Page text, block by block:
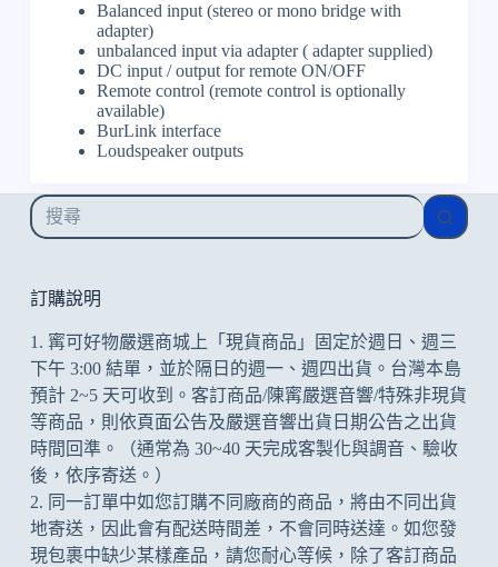
Balanced input (stereo or mono bridge with
adapter)
unbalanced input via adapter ( adapter supplied)
DC input / output for remote ON/OFF
Remote control (remote control is optionally
available)
BurLink interface
Loudspeaker outputs
找
不
符
的
訂購說明
1. 寗可好物嚴選商城上「現貨商品」固定於週日、週三
下午 3:00 結單，並於隔日的週一、週四出貨。台灣本島
預計 2~5 天可收到。客訂商品/陳寗嚴選音響/特殊非現貨
等商品，則依頁面公告及嚴選音響出貨日期公告之出貨
時間回準。（通常為 30~40 天完成客製化與調音、驗收
後，依序寄送。）
2. 同一訂單中如您訂購不同廠商的商品，將由不同出貨
地寄送，因此會有配送時間差，不會同時送達。如您發
現包裹中缺少某樣產品，請您耐心等候，除了客訂商品